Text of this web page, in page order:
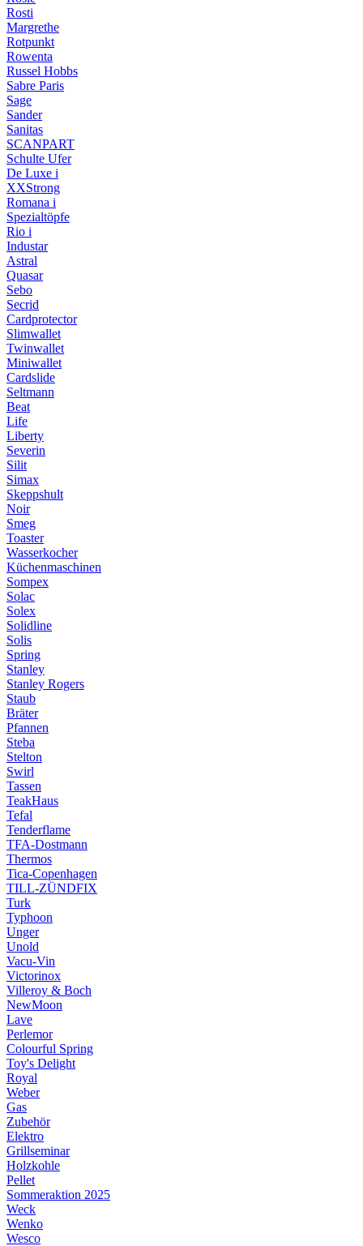
Rosti
Margrethe
Rotpunkt
Rowenta
Russel Hobbs
Sabre Paris
Sage
Sander
Sanitas
SCANPART
Schulte Ufer
De Luxe i
XXStrong
Romana i
Spezialtöpfe
Rio i
Industar
Astral
Quasar
Sebo
Secrid
Cardprotector
Slimwallet
Twinwallet
Miniwallet
Cardslide
Seltmann
Beat
Life
Liberty
Severin
Silit
Simax
Skeppshult
Noir
Smeg
Toaster
Wasserkocher
Küchenmaschinen
Sompex
Solac
Solex
Solidline
Solis
Spring
Stanley
Stanley Rogers
Staub
Bräter
Pfannen
Steba
Stelton
Swirl
Tassen
TeakHaus
Tefal
Tenderflame
TFA-Dostmann
Thermos
Tica-Copenhagen
TILL-ZÜNDFIX
Turk
Typhoon
Unger
Unold
Vacu-Vin
Victorinox
Villeroy & Boch
NewMoon
Lave
Perlemor
Colourful Spring
Toy's Delight
Royal
Weber
Gas
Zubehör
Elektro
Grillseminar
Holzkohle
Pellet
Sommeraktion 2025
Weck
Wenko
Wesco